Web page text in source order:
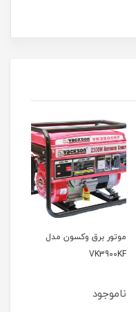
موتور برق وکسون مدل
VK3900KF
ناموجود